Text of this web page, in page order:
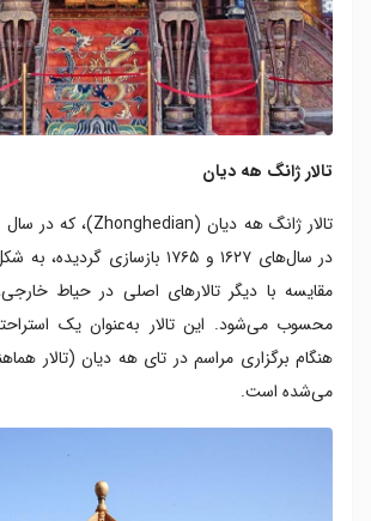
تالار ژانگ هه دیان
در سال‌های ۱۶۲۷ و ۱۷۶۵ بازسازی
مقایسه با دیگر تالارهای اصلی در حیاط
محسوب می‌شود. این تالار به‌عنوان یک
هنگام برگزاری مراسم در تای هه دیان (تالار
می‌شده است.